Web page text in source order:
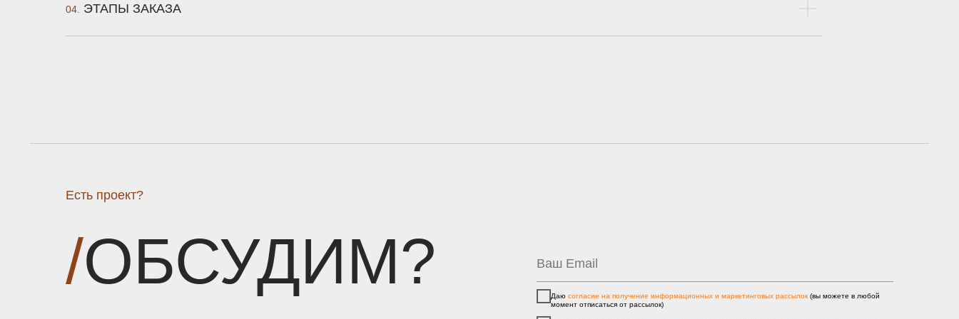
04. ЭТАПЫ ЗАКАЗА
/ОБСУДИМ?
Есть проект?
Даю согласие на получение информационных и маркетинговых рассылок (вы можете в любой
момент отписаться от рассылок)